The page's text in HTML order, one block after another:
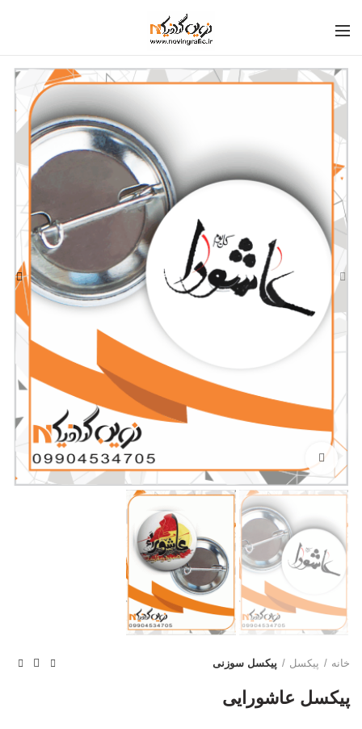
خانه پیکسل پیکسل سوزنی
پیکسل عاشورایی